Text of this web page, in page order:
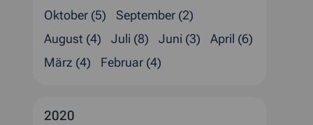
Oktober (5)
September (2)
August (4)
Juli (8) Juni (3)
April (6)
März (4)
Februar (4)
2020